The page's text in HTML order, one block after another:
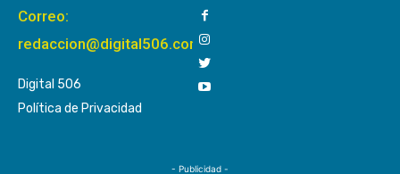
Correo:
redaccion@digital506.com
Digital 506
Política de Privacidad
- Publicidad -